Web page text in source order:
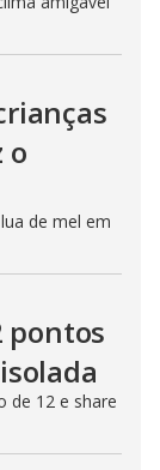
o
de mel em
pontos
de 12 e share